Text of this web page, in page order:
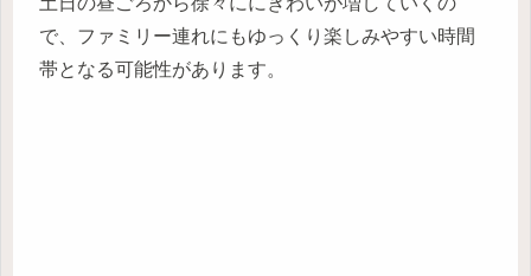
で、ファミリー連れにもゆっくり楽しみやすい時間
帯となる可能性があります。